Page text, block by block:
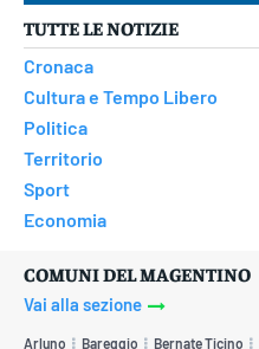
TUTTE LE NOTIZIE
Cronaca
Cultura e Tempo Libero
Politica
Territorio
Sport
Economia
COMUNI DEL MAGENTINO
Vai alla sezione
Arluno Bareggio Bernate Ticino